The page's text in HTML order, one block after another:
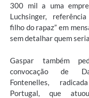
300 mil a uma
Luchsinger,
filho do rapaz” em
sem detalhar quem
Gaspar também
convocação de
Fontenelles,
Portugal, que